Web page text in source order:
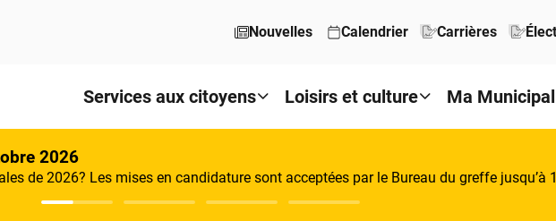
Nouvelles
Calendrier Carrières
Services aux citoyens Loisirs et culture Ma
2026
de 2026? Les mises en candidature sont acceptées par le Bureau du greffe jusqu’à